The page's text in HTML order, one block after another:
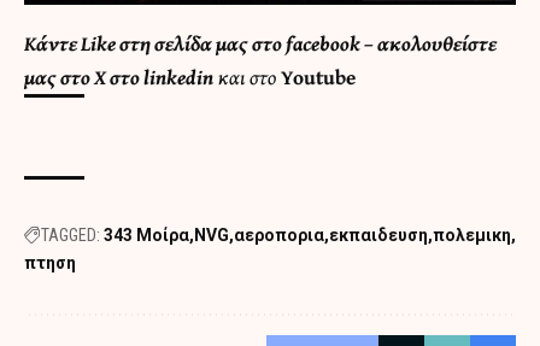
ΚάντεLike στη σελίδα μας στο facebook– ακολουθείστε
μας στοXστοlinkedinκαι στοYoutube
TAGGED: 343 Μοίρα NVG αεροπορια εκπαιδευση πολεμικη
πτηση